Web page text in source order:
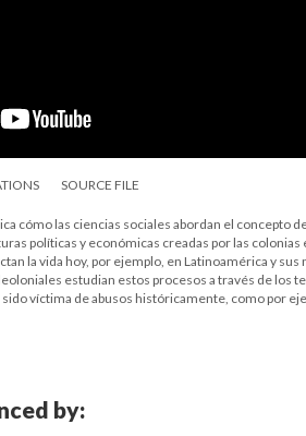
SOURCE FILE
cómo las ciencias sociales abordan el concepto
políticas y económicas creadas por las colonias
la vida hoy, por ejemplo, en Latinoamérica y sus
estudian estos procesos a través de los
víctima de abusos históricamente, como por
by: